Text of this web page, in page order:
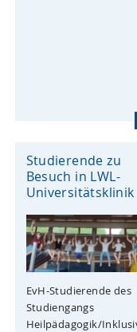
Studierende zu
Besuch in LWL-
Universitätsklinik
EvH-Studierende des
Studiengangs
Heilpädagogik/